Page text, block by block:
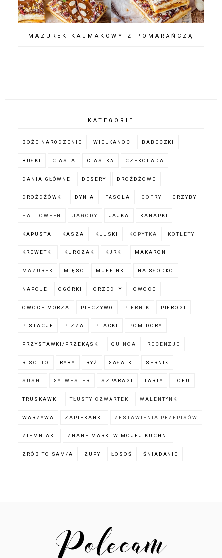
MAZUREK KAJMAKOWY Z POMARAŃCZĄ
KATEGORIE
BOŻE NARODZENIE WIELKANOC BABECZKI
BUŁKI CIASTA CIASTKA CZEKOLADA
DANIA GŁÓWNE DESERY DROŻDŻOWE
DROŻDŻÓWKI DYNIA FASOLA GOFRY GRZYBY
HALLOWEEN JAGODY JAJKA KANAPKI
KAPUSTA KASZA KLUSKI KOPYTKA KOTLETY
KREWETKI KURCZAK KURKI MAKARON
MAZUREK MIĘSO MUFFINKI NA SŁODKO
NAPOJE OGÓRKI ORZECHY OWOCE
OWOCE MORZA PIECZYWO PIERNIK PIEROGI
PISTACJE PIZZA PLACKI POMIDORY
PRZYSTAWKI/PRZEKĄSKI QUINOA RECENZJE
RISOTTO RYBY RYŻ SAŁATKI SERNIK
SUSHI SYLWESTER SZPARAGI TARTY TOFU
TRUSKAWKI TŁUSTY CZWARTEK WALENTYNKI
WARZYWA ZAPIEKANKI ZESTAWIENIA PRZEPISÓW
ZIEMNIAKI ZNANE MARKI W MOJEJ KUCHNI
ZRÓB TO SAM/A ZUPY ŁOSOŚ ŚNIADANIE